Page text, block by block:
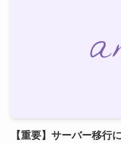
【重要】サーバー移行